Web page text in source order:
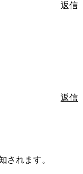
返信
返信
されます。